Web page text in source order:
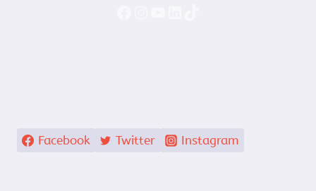
Facebook Twitter Instagram